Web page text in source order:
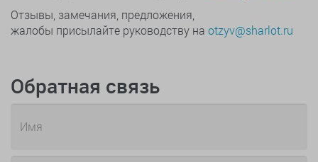
Отзывы, замечания, предложения,
жалобы присылайте руководству на otzyv@sharlot.ru
Обратная связь